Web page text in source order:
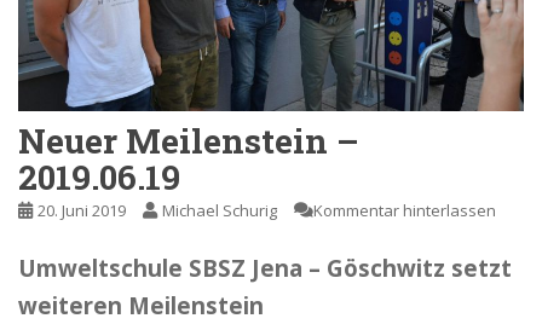
Neuer Meilenstein –
2019.06.19
20. Juni 2019 Michael Schurig Kommentar hinterlassen
Umweltschule SBSZ Jena – Göschwitz setzt
weiteren Meilenstein